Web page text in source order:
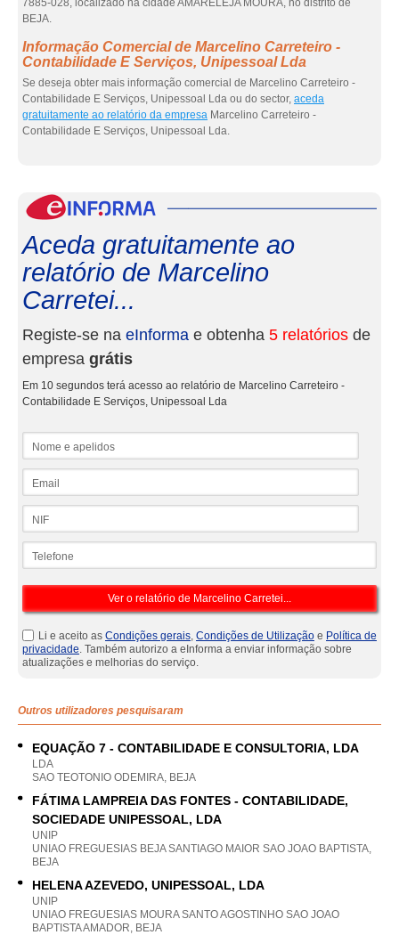
7885-028, localizado na cidade AMARELEJA MOURA, no distrito de
BEJA.
Informação Comercial de Marcelino Carreteiro -
Contabilidade E Serviços, Unipessoal Lda
Se deseja obter mais informação comercial de Marcelino Carreteiro -
Contabilidade E Serviços, Unipessoal Lda ou do sector, aceda
gratuitamente ao relatório da empresa Marcelino Carreteiro -
Contabilidade E Serviços, Unipessoal Lda.
Aceda gratuitamente ao
relatório de Marcelino
Carretei...
Registe-se na eInforma e obtenha 5 relatórios de
empresa grátis
Em 10 segundos terá acesso ao relatório de Marcelino Carreteiro -
Contabilidade E Serviços, Unipessoal Lda
Li e aceito as Condições gerais, Condições de Utilização e Política de
privacidade. Também autorizo a eInforma a enviar informação sobre
atualizações e melhorias do serviço.
Outros utilizadores pesquisaram
EQUAÇÃO 7 - CONTABILIDADE E CONSULTORIA, LDA
LDA
SAO TEOTONIO ODEMIRA, BEJA
FÁTIMA LAMPREIA DAS FONTES - CONTABILIDADE,
SOCIEDADE UNIPESSOAL, LDA
UNIP
UNIAO FREGUESIAS BEJA SANTIAGO MAIOR SAO JOAO BAPTISTA,
BEJA
HELENA AZEVEDO, UNIPESSOAL, LDA
UNIP
UNIAO FREGUESIAS MOURA SANTO AGOSTINHO SAO JOAO
BAPTISTA AMADOR, BEJA